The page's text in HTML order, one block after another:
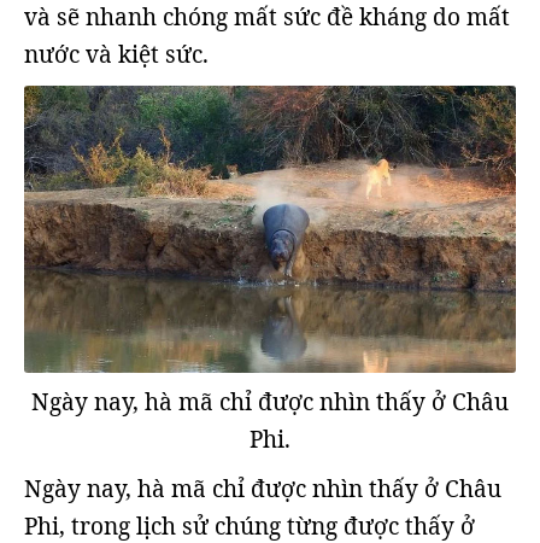
và sẽ nhanh chóng mất sức đề kháng do mất
nước và kiệt sức.
Ngày nay, hà mã chỉ được nhìn thấy ở Châu
Phi.
Ngày nay, hà mã chỉ được nhìn thấy ở Châu
Phi, trong lịch sử chúng từng được thấy ở